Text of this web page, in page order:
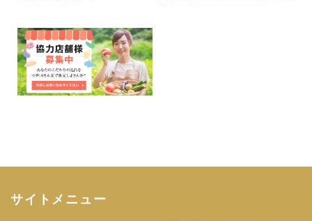
サイトメニュー